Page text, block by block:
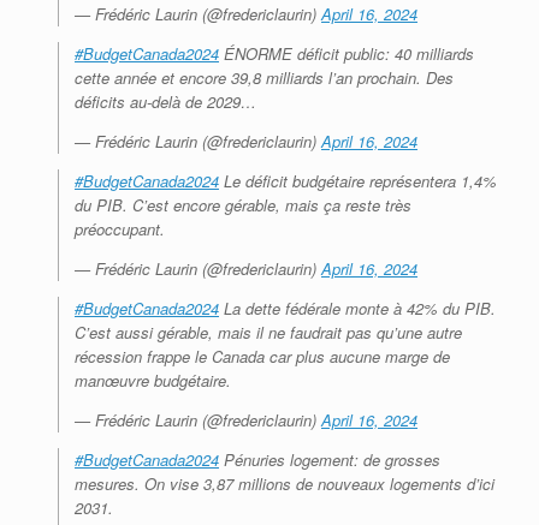
— Frédéric Laurin (@fredericlaurin) April 16, 2024
#BudgetCanada2024 ÉNORME déficit public: 40 milliards
cette année et encore 39,8 milliards l’an prochain. Des
déficits au-delà de 2029…
— Frédéric Laurin (@fredericlaurin) April 16, 2024
#BudgetCanada2024 Le déficit budgétaire représentera 1,4%
du PIB. C’est encore gérable, mais ça reste très
préoccupant.
— Frédéric Laurin (@fredericlaurin) April 16, 2024
#BudgetCanada2024 La dette fédérale monte à 42% du PIB.
C’est aussi gérable, mais il ne faudrait pas qu’une autre
récession frappe le Canada car plus aucune marge de
manœuvre budgétaire.
— Frédéric Laurin (@fredericlaurin) April 16, 2024
#BudgetCanada2024 Pénuries logement: de grosses
mesures. On vise 3,87 millions de nouveaux logements d’ici
2031.